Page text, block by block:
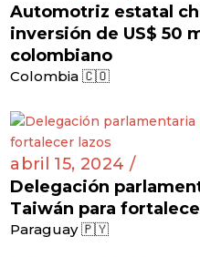
Automotriz estatal
inversión de US$ 50
colombiano
Colombia 🇨🇴
abril 15, 2024 /
Delegación
Taiwán para
Paraguay 🇵🇾